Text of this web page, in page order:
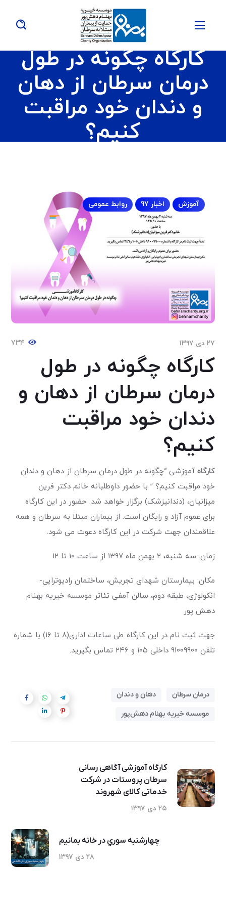
کارگاه چگونه در طول
درمان سرطان از دهان
و دندان خود مراقبت
کنیم؟
آموزش اخبار 97 روابط عمومی
۲۷ دی ۱۳۹۷ ۷۳۴
کارگاه چگونه در طول
درمان سرطان از دهان و
دندان خود مراقبت
کنیم؟
کارگاهآموزشی “چگونه در طول درمان سرطان از دهان و دندان
خود مراقبت کنیم؟ ” با حضور داوطلبانه خانم دکتر فرین
میزانیان، (دندانپزشک) برگزار خواهد شد. حضور در این کارگاه
برای عموم آزاد و رایگان است. از بیماران مبتلا به سرطان و همه
علاقمندان جهت شرکت در این کارگاه دعوت می شود.
زمان: سه شنبه، ۲ بهمن ماه ۱۳۹۷ از ساعت ۱۰ تا ۱۲
مکان: بیمارستان شهدای تجریش، ساختمان رادیوتراپی-
انکولوژی، طبقه دوم، سالن آمفی تئاتر موسسه خیریه بهنام
دهش پور
جهت ثبت نام در این کارگاه طی ساعات اداری(۸ تا ۱۶) با شماره
تلفن ۹۱۰۰۹۹۰۰ داخلی ۱۰۵ و ۲۴۶ تماس بگیرید.
درمان سرطان
دهان و دندان
موسسه خیریه بهنام دهش‌پور
کارگاه آموزشی آگاهی رسانی
سرطان پروستات در شرکت
خدماتی کالای شهروند
۲۵ دی ۱۳۹۷
چهارشنبه سوري در خانه بمانيم
۲۸ دی ۱۳۹۷